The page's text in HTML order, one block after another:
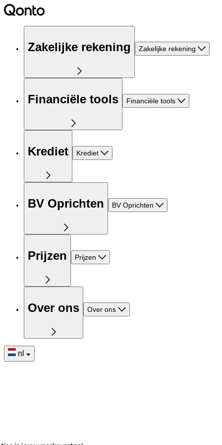
Zakelijke rekening Zakelijke rekening
Financiële tools Financiële tools
Krediet Krediet
BV Oprichten BV Oprichten
Prijzen Prijzen
Over ons Over ons
nl